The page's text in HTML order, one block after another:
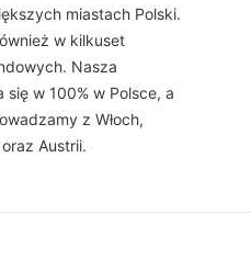
miastach Polski.
w kilkuset
Nasza
w 100% w Polsce, a
z Włoch,
Austrii.